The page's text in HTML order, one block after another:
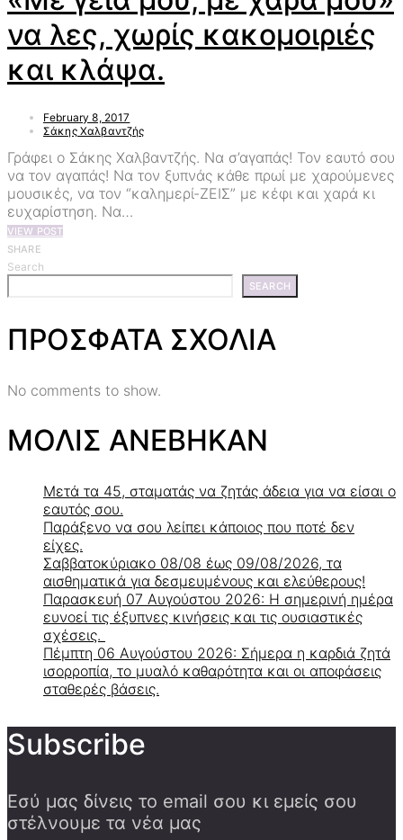
να λες, χωρίς κακομοιριές
και κλάψα.
February 8, 2017
Σάκης Χαλβαντζής
Γράφει ο Σάκης Χαλβαντζής. Να σ’αγαπάς! Τον εαυτό σου
να τον αγαπάς! Να τον ξυπνάς κάθε πρωί με χαρούμενες
μουσικές, να τον “καλημερί-ΖΕΙΣ” με κέφι και χαρά κι
ευχαρίστηση. Να…
VIEW POST
SHARE
Search
SEARCH
ΠΡΟΣΦΑΤΑ ΣΧΟΛΙΑ
No comments to show.
ΜΟΛΙΣ ΑΝΕΒΗΚΑΝ
Μετά τα 45, σταματάς να ζητάς άδεια για να είσαι ο
εαυτός σου.
Παράξενο να σου λείπει κάποιος που ποτέ δεν
είχες.
Σαββατοκύριακο 08/08 έως 09/08/2026, τα
αισθηματικά για δεσμευμένους και ελεύθερους!
Παρασκευή 07 Αυγούστου 2026: Η σημερινή ημέρα
ευνοεί τις έξυπνες κινήσεις και τις ουσιαστικές
σχέσεις.
Πέμπτη 06 Αυγούστου 2026: Σήμερα η καρδιά ζητά
ισορροπία, το μυαλό καθαρότητα και οι αποφάσεις
σταθερές βάσεις.
Subscribe
Εσύ μας δίνεις το email σου κι εμείς σου
στέλνουμε τα νέα μας